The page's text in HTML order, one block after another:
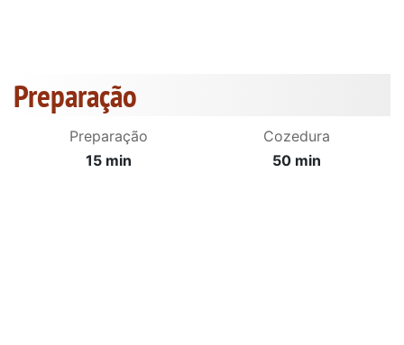
Preparação
Preparação
15 min
Cozedura
50 min